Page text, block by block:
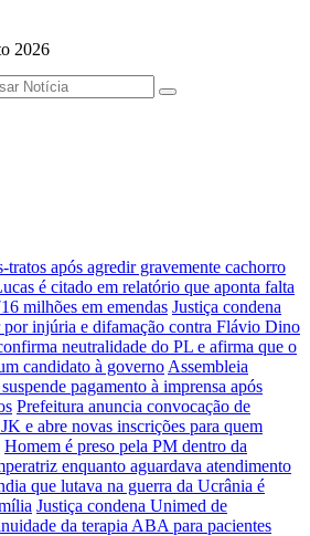
2026
tratos após agredir gravemente cachorro
é citado em relatório que aponta falta
milhões em emendas Justiça condena
injúria e difamação contra Flávio Dino
neutralidade do PL e afirma que o
candidato à governo Assembleia
pagamento à imprensa após
Prefeitura anuncia convocação de
e abre novas inscrições para quem
Homem é preso pela PM dentro da
enquanto aguardava atendimento
que lutava na guerra da Ucrânia é
Justiça condena Unimed de
da terapia ABA para pacientes